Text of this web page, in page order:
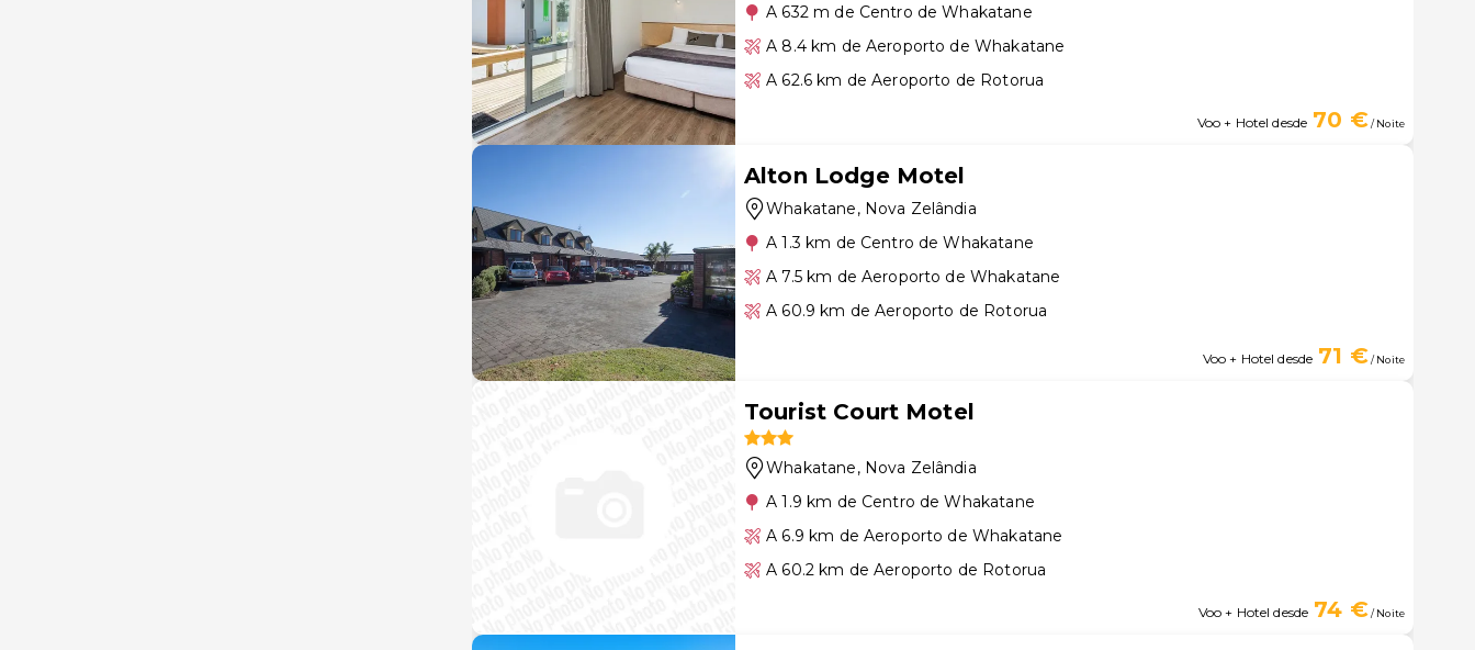
A 632 m de Centro de Whakatane
A 8.4 km de Aeroporto de Whakatane
A 62.6 km de Aeroporto de Rotorua
Voo + Hotel desde 70 €/ Noite
Alton Lodge Motel
Whakatane, Nova Zelândia
A 1.3 km de Centro de Whakatane
A 7.5 km de Aeroporto de Whakatane
A 60.9 km de Aeroporto de Rotorua
Voo + Hotel desde 71 €/ Noite
Tourist Court Motel
Whakatane, Nova Zelândia
A 1.9 km de Centro de Whakatane
A 6.9 km de Aeroporto de Whakatane
A 60.2 km de Aeroporto de Rotorua
Voo + Hotel desde 74 €/ Noite